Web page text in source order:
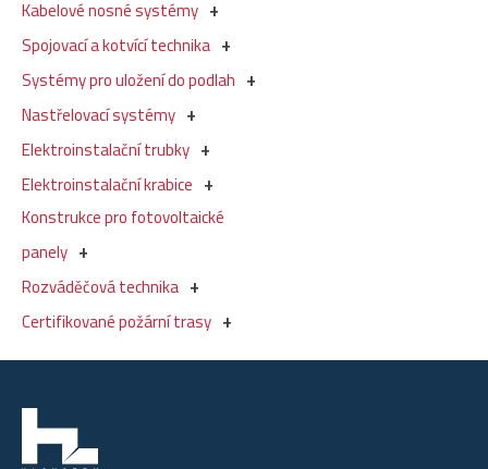
Kabelové nosné systémy
Spojovací a kotvící technika
Systémy pro uložení do podlah
Nastřelovací systémy
Elektroinstalační trubky
Elektroinstalační krabice
Konstrukce pro fotovoltaické
panely
Rozváděčová technika
Certifikované požární trasy